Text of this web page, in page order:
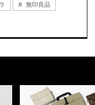
無印良品